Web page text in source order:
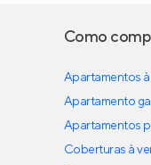
Como
Apartamentos
Apartamento
Apartamentos
Coberturas à